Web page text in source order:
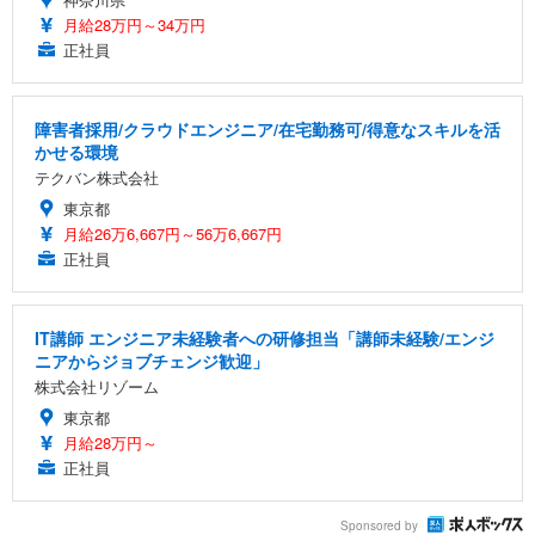
月給28万円～34万円
正社員
障害者採用/クラウドエンジニア/在宅勤務可/得意なスキルを活
かせる環境
テクバン株式会社
東京都
月給26万6,667円～56万6,667円
正社員
IT講師 エンジニア未経験者への研修担当「講師未経験/エンジ
ニアからジョブチェンジ歓迎」
株式会社リゾーム
東京都
月給28万円～
正社員
Sponsored by